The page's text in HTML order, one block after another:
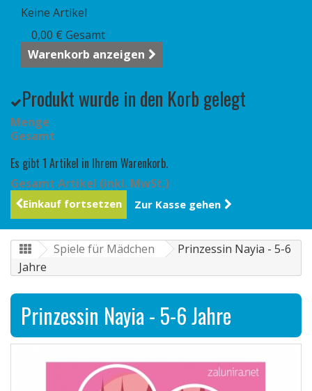
Keine Artikel
0,00 € Gesamt
Warenkorb anzeigen
Produkt wurde in den Korb gelegt
Menge
Gesamt
Es gibt 1 Artikel in Ihrem Warenkorb.
Gesamt Artikel (inkl. MwSt.)
Einkauf fortsetzen Zur Kasse gehen
Spiele für Mädchen
Prinzessin Nayia - 5-6
Jahre
Prinzessin Nayia - 5-6 Jahre